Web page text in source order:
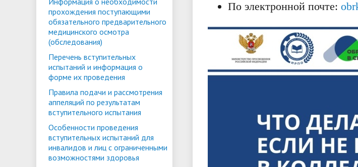
кредитованию
Видеопрезентации наших
специальностей
прохождения поступающими
обязательного предварительного
медицинского осмотра
(обследования)
Перечень вступительных
испытаний и информация о
форме их проведения
Правила подачи и рассмотрения
аппеляций по результатам
вступительного испытания
Особенности проведения
вступительных испытаний для
инвалидов и лиц с ограниченными
возможностями здоровья
По электронной почте: